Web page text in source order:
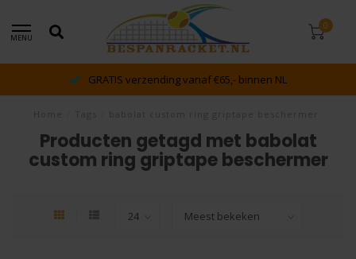
MENU
0
GRATIS verzending vanaf €65,- binnen NL
Producten getagd met babolat
custom ring griptape beschermer